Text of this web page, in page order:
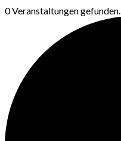
0 Veranstaltungen gefunden.